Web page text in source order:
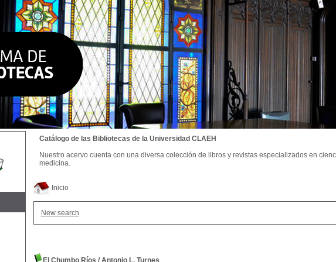
Inicio
New search
El Chumbo Ríos / Antonio L. Turnes
Catálogo de las Bibliotecas de la Universidad CLAEH
Nuestro acervo cuenta con una diversa colección de libros y revistas especializados en
medicina.